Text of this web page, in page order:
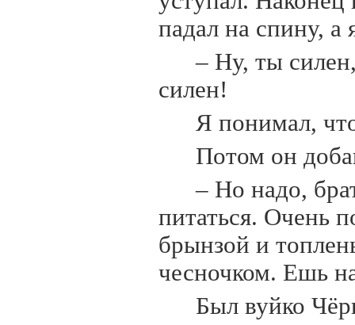
падал на спину, а
– Ну, ты
силен!
Я понимал,
Потом он
– Но надо,
питаться. Очень
брынзой и
чесночком. Ешь
Был вуйко